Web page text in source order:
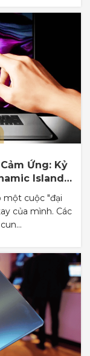
Ứng: Kỷ
Island
2026?
một cuộc "đại
của mình. Các